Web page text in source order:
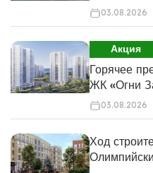
03.08.2026
Акция
Горячее
ЖК «Огни
03.08.2026
Ход